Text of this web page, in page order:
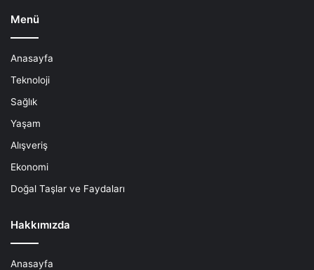
Menü
Anasayfa
Teknoloji
Sağlık
Yaşam
Alışveriş
Ekonomi
Doğal Taşlar ve Faydaları
Hakkımızda
Anasayfa